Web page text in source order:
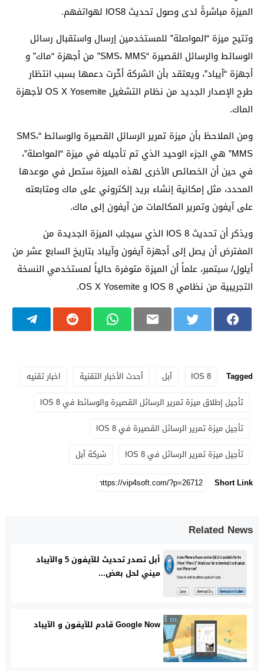
الميزة مباشرةً لدى وصول تحديث IOS8 لهواتفهم.
وتتيح ميزة “المواصلة” للمستخدمين إرسال واستقبال رسائل
الوسائط والرسائل القصيرة “SMS، MMS” من أجهزة “ماك” و
أجهزة “آيباد”، ويعتقد بأن الشركة أخّرت دعمها بسبب انتظار
طرح الإصدار الجديد من نظام التشغيل OS X Yosemite لأجهزة
الماك.
ومن الملاحظ بأن ميزة تمرير الرسائل القصيرة والوسائط “SMS،
MMS” هي الجزء الوحيد الذي تم تأجيله في ميزة “المواصلة”،
في حين أن الخصائص الأخرى لهذه الميزة ستصل في موعدها
المحدد، مثل إمكانية إنشاء بريد إلكتروني على ماك ومتابعته
على آيفون وتمرير المكالمات من آيفون إلى ماك.
ويذكر أن تحديث IOS 8 الذي سيجلب الميزة الجديدة من
المفترض أن يصل إلى أجهزة آيفون وآيباد بتاريخ السابع عشر من
أيلول/ سبتمبر، علماً أن الميزة متوفرة حالياً لمستخدمي النسخة
التجريبية من نظامي IOS 8 و OS X Yosemite.
Tagged
IOS 8 آبل أحدث الأخبار التقنية
اخبار تقنيه
تأجيل إطلاق ميزة تمرير الرسائل القصيرة والوسائط في IOS 8
تأجيل ميزة تمرير الرسائل القصيرة في IOS 8
تأجيل ميزة تمرير الرسائل في IOS 8
شركة آبل
Short Link
Related News
أبل تصدر تحديث للآيفون 5 والآيباد
ميني لحل بعض...
Google Now قادم للآيفون و الآيباد